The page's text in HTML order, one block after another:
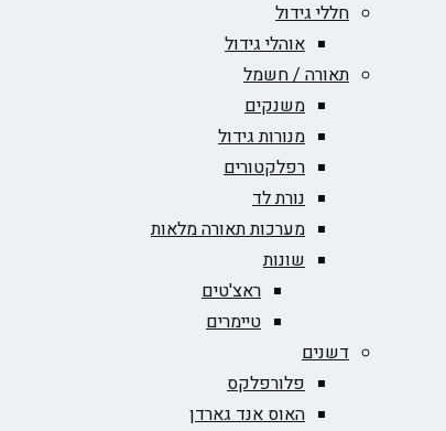
חללי גידול
אוהלי גידול
תאורה / חשמל
משנקים
מנורות גידול
רפלקטורים
נורת לד
מערכות תאורה מלאות
שונות
ראצ'טים
טיימרים
דשנים
פלורפלקס
האוס אנד גארדן